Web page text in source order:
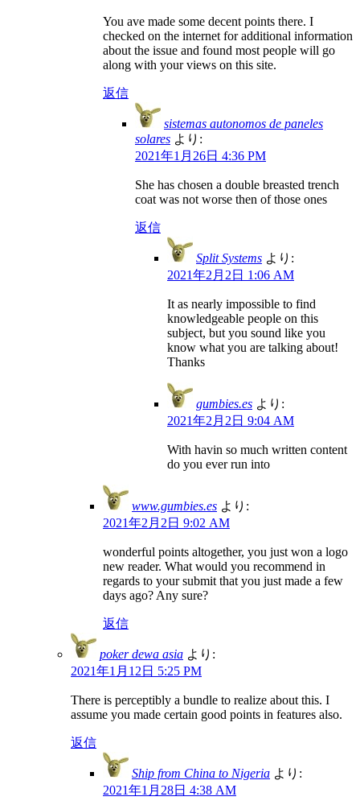
You ave made some decent points there. I
checked on the internet for additional information
about the issue and found most people will go
along with your views on this site.
返信
sistemas autonomos de paneles
solares より:
2021年1月26日 4:36 PM
She has chosen a double breasted trench
coat was not worse then of those ones
返信
Split Systems より:
2021年2月2日 1:06 AM
It as nearly impossible to find
knowledgeable people on this
subject, but you sound like you
know what you are talking about!
Thanks
gumbies.es より:
2021年2月2日 9:04 AM
With havin so much written content
do you ever run into
www.gumbies.es より:
2021年2月2日 9:02 AM
wonderful points altogether, you just won a logo
new reader. What would you recommend in
regards to your submit that you just made a few
days ago? Any sure?
返信
poker dewa asia より:
2021年1月12日 5:25 PM
There is perceptibly a bundle to realize about this. I
assume you made certain good points in features also.
返信
Ship from China to Nigeria より:
2021年1月28日 4:38 AM